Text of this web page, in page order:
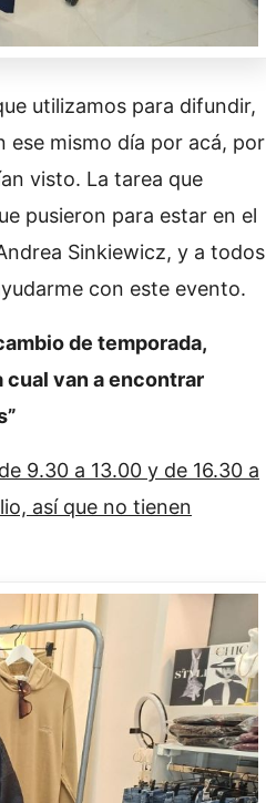
utilizamos para difundir,
ese mismo día por acá, por
visto. La tarea que
pusieron para estar en el
Sinkiewicz, y a todos
con este evento.
de temporada,
cual van a encontrar
9.30 a 13.00 y de 16.30 a
así que no tienen